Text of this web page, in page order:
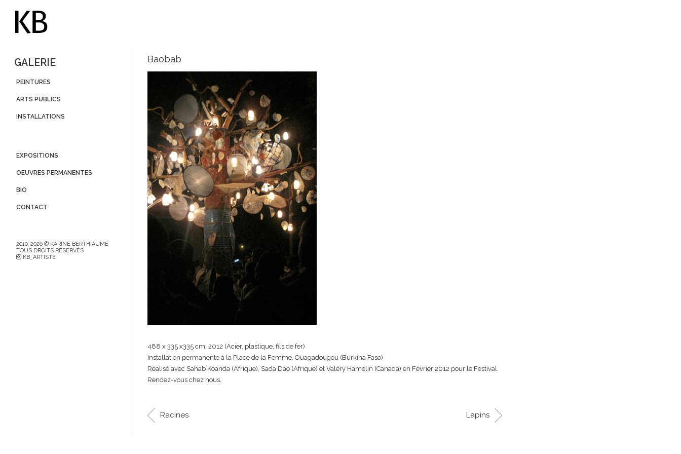
GALERIE
PEINTURES
ARTS PUBLICS
INSTALLATIONS
EXPOSITIONS
OEUVRES PERMANENTES
BIO
CONTACT
2010-2026 © KARINE BERTHIAUME
TOUS DROITS RÉSERVÉS
KB_ARTISTE
Baobab
488 x 335 x335 cm, 2012 (Acier, plastique, fils de fer)
Installation permanente à la Place de la Femme, Ouagadougou (Burkina Faso)
Réalisé avec Sahab Koanda (Afrique), Sada Dao (Afrique) et Valéry Hamelin (Canada) en Février 2012 pour le Festival
Rendez-vous chez nous.
Lapins
Racines